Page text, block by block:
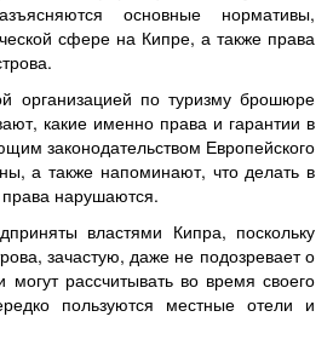
основные нормативы,
сфере на Кипре, а также права
организацией по туризму брошюре
какие именно права и гарантии в
законодательством Европейского
а также напоминают, что делать в
нарушаются.
властями Кипра, поскольку
зачастую, даже не подозревает о
рассчитывать во время своего
пользуются местные отели и